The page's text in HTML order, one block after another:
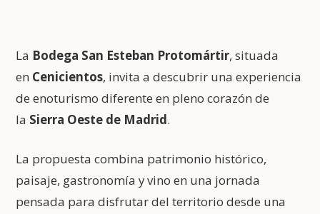
La Bodega San Esteban Protomártir, situada
en Cenicientos, invita a descubrir una experiencia
de enoturismo diferente en pleno corazón de
la Sierra Oeste de Madrid.
La propuesta combina patrimonio histórico,
paisaje, gastronomía y vino en una jornada
pensada para disfrutar del territorio desde una